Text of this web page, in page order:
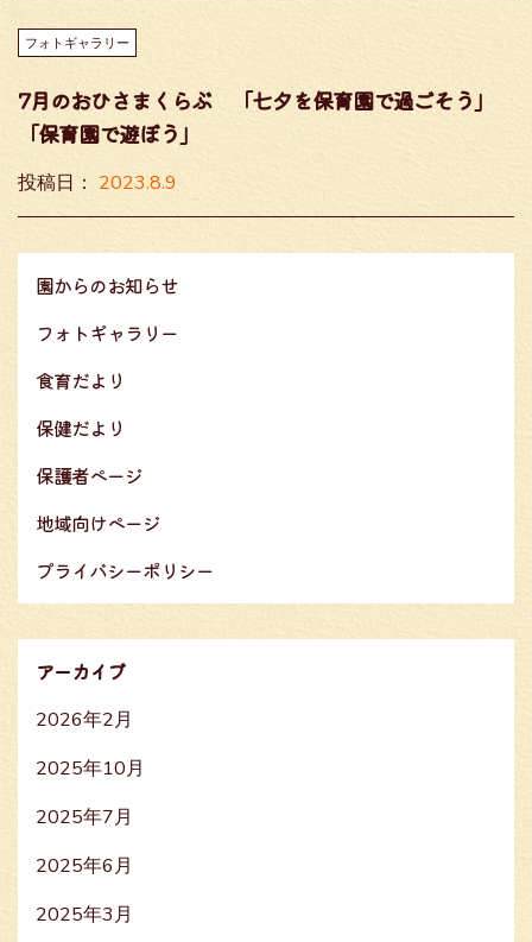
フォトギャラリー
7月のおひさまくらぶ 「七夕を保育園で過ごそう」
「保育園で遊ぼう」
投稿日：
投
2023.8.9
園からのお知らせ
フォトギャラリー
食育だより
保健だより
保護者ページ
地域向けページ
プライバシーポリシー
アーカイブ
2026年2月
2025年10月
2025年7月
2025年6月
2025年3月